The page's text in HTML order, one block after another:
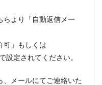
より「自動返信メー
可」もしくは
設定されてください。
メールにてご連絡いた